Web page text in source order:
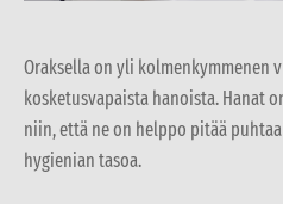
Oraksella on yli kolmenkymmenen
kosketusvapaista hanoista. Hanat
niin, että ne on helppo pitää
hygienian tasoa.